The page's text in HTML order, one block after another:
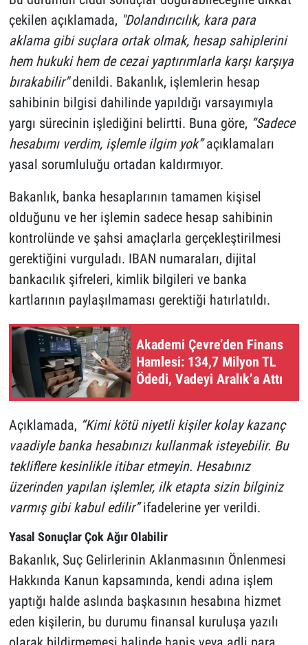
çekilen açıklamada, "Dolandırıcılık, kara para
aklama gibi suçlara ortak olmak, hesap sahiplerini
hem hukuki hem de cezai yaptırımlarla karşı karşıya
bırakabilir"denildi. Bakanlık, işlemlerin hesap
sahibinin bilgisi dahilinde yapıldığı varsayımıyla
yargı sürecinin işlediğini belirtti. Buna göre, “Sadece
hesabımı verdim, işlemle ilgim yok”açıklamaları
yasal sorumluluğu ortadan kaldırmıyor.
Bakanlık, banka hesaplarının tamamen kişisel
olduğunu ve her işlemin sadece hesap sahibinin
kontrolünde ve şahsi amaçlarla gerçekleştirilmesi
gerektiğini vurguladı. IBAN numaraları, dijital
bankacılık şifreleri, kimlik bilgileri ve banka
kartlarının paylaşılmaması gerektiği hatırlatıldı.
Akademi Çevre’den Finans
Hamlesi: 134,7 Milyon TL
Ödedi, Vadeyi Aralık’a Attı
Açıklamada, “Kimi kötü niyetli kişiler kolay kazanç
vaadiyle banka hesabınızı kullanmak isteyebilir. Bu
tekliflere kesinlikle itibar etmeyin. Hesabınız
üzerinden yapılan işlemler, ilk etapta sizin bilginiz
varmış gibi kabul edilir”ifadelerine yer verildi.
Yasal Sonuçlar Çok Ağır Olabilir
Bakanlık, Suç Gelirlerinin Aklanmasının Önlenmesi
Hakkında Kanun kapsamında, kendi adına işlem
yaptığı halde aslında başkasının hesabına hizmet
eden kişilerin, bu durumu finansal kuruluşa yazılı